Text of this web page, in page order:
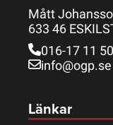
Mått
633 46
016-17 11 50
info@ogp.se
Länkar